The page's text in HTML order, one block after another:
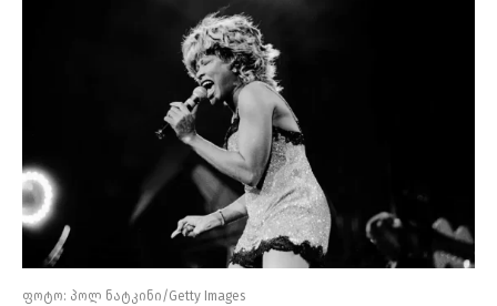
ფოტო: პოლ ნატკინი/Getty Images